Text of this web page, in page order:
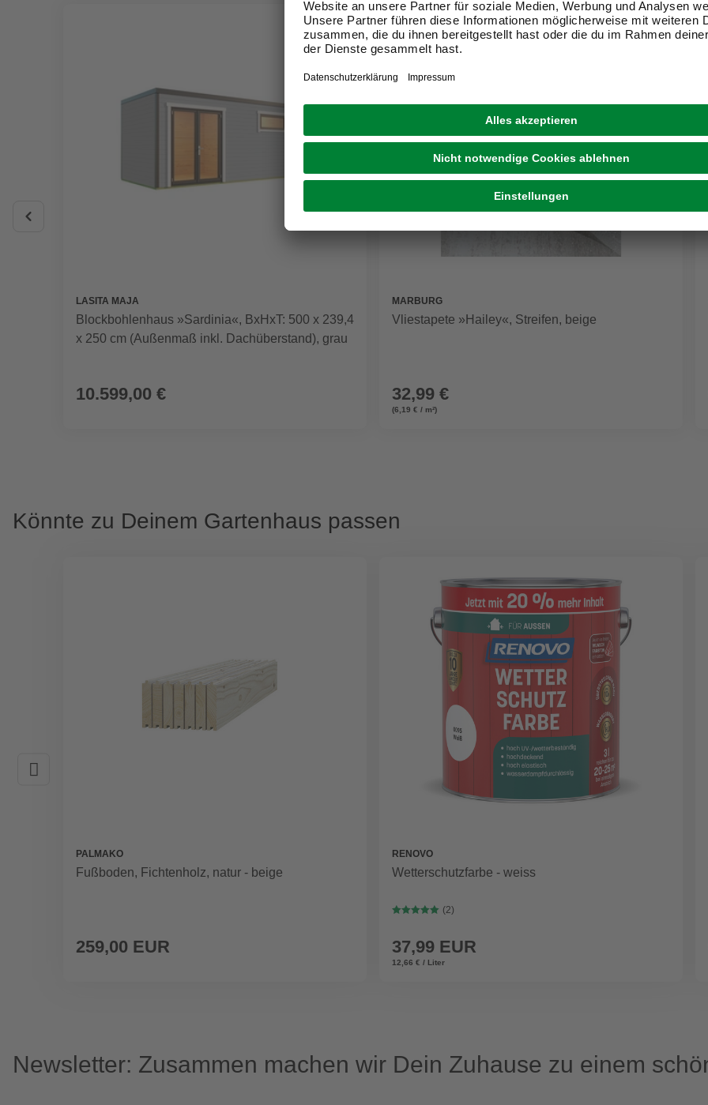
LASITA MAJA
Blockbohlenhaus »Sardinia«, BxHxT: 500 x 239,4
x 250 cm (Außenmaß inkl. Dachüberstand), grau
10.599,00 €
MARBURG
Vliestapete »Hailey«, Streifen, beige
32,99 €
(6,19 € / m²)
Könnte zu Deinem Gartenhaus passen
PALMAKO
Fußboden, Fichtenholz, natur - beige
259,00 EUR
RENOVO
Wetterschutzfarbe - weiss
(2)
37,99 EUR
12,66 € / Liter
Newsletter: Zusammen machen wir Dein Zuhause zu einem